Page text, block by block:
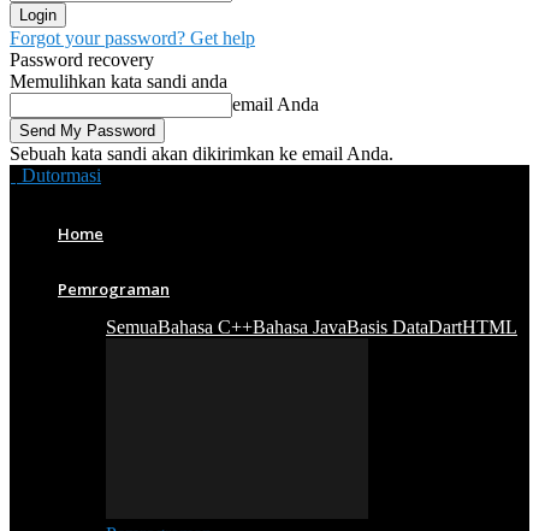
Forgot your password? Get help
Password recovery
Memulihkan kata sandi anda
email Anda
Sebuah kata sandi akan dikirimkan ke email Anda.
Dutormasi
Home
Pemrograman
SemuaBahasa C++Bahasa JavaBasis DataDartHTML